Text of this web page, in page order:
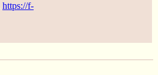
https://f-